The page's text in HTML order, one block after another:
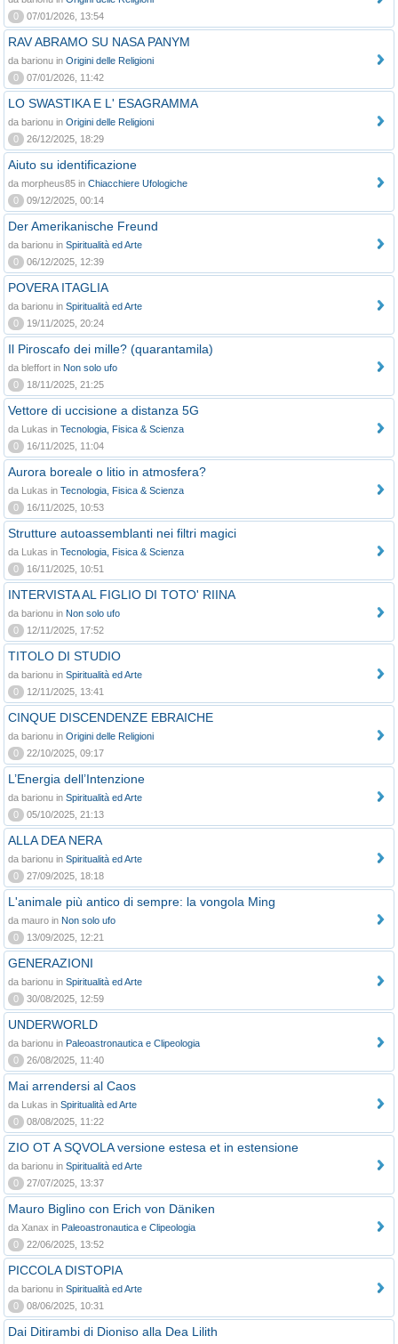
0
07/01/2026, 13:54
RAV ABRAMO SU NASA PANYM
da barionu in Origini delle Religioni
0
07/01/2026, 11:42
LO SWASTIKA E L' ESAGRAMMA
da barionu in Origini delle Religioni
0
26/12/2025, 18:29
Aiuto su identificazione
da morpheus85 in Chiacchiere Ufologiche
0
09/12/2025, 00:14
Der Amerikanische Freund
da barionu in Spiritualità ed Arte
0
06/12/2025, 12:39
POVERA ITAGLIA
da barionu in Spiritualità ed Arte
0
19/11/2025, 20:24
Il Piroscafo dei mille? (quarantamila)
da bleffort in Non solo ufo
0
18/11/2025, 21:25
Vettore di uccisione a distanza 5G
da Lukas in Tecnologia, Fisica & Scienza
0
16/11/2025, 11:04
Aurora boreale o litio in atmosfera?
da Lukas in Tecnologia, Fisica & Scienza
0
16/11/2025, 10:53
Strutture autoassemblanti nei filtri magici
da Lukas in Tecnologia, Fisica & Scienza
0
16/11/2025, 10:51
INTERVISTA AL FIGLIO DI TOTO' RIINA
da barionu in Non solo ufo
0
12/11/2025, 17:52
TITOLO DI STUDIO
da barionu in Spiritualità ed Arte
0
12/11/2025, 13:41
CINQUE DISCENDENZE EBRAICHE
da barionu in Origini delle Religioni
0
22/10/2025, 09:17
L’Energia dell’Intenzione
da barionu in Spiritualità ed Arte
0
05/10/2025, 21:13
ALLA DEA NERA
da barionu in Spiritualità ed Arte
0
27/09/2025, 18:18
L'animale più antico di sempre: la vongola Ming
da mauro in Non solo ufo
0
13/09/2025, 12:21
GENERAZIONI
da barionu in Spiritualità ed Arte
0
30/08/2025, 12:59
UNDERWORLD
da barionu in Paleoastronautica e Clipeologia
0
26/08/2025, 11:40
Mai arrendersi al Caos
da Lukas in Spiritualità ed Arte
0
08/08/2025, 11:22
ZIO OT A SQVOLA versione estesa et in estensione
da barionu in Spiritualità ed Arte
0
27/07/2025, 13:37
Mauro Biglino con Erich von Däniken
da Xanax in Paleoastronautica e Clipeologia
0
22/06/2025, 13:52
PICCOLA DISTOPIA
da barionu in Spiritualità ed Arte
0
08/06/2025, 10:31
Dai Ditirambi di Dioniso alla Dea Lilith